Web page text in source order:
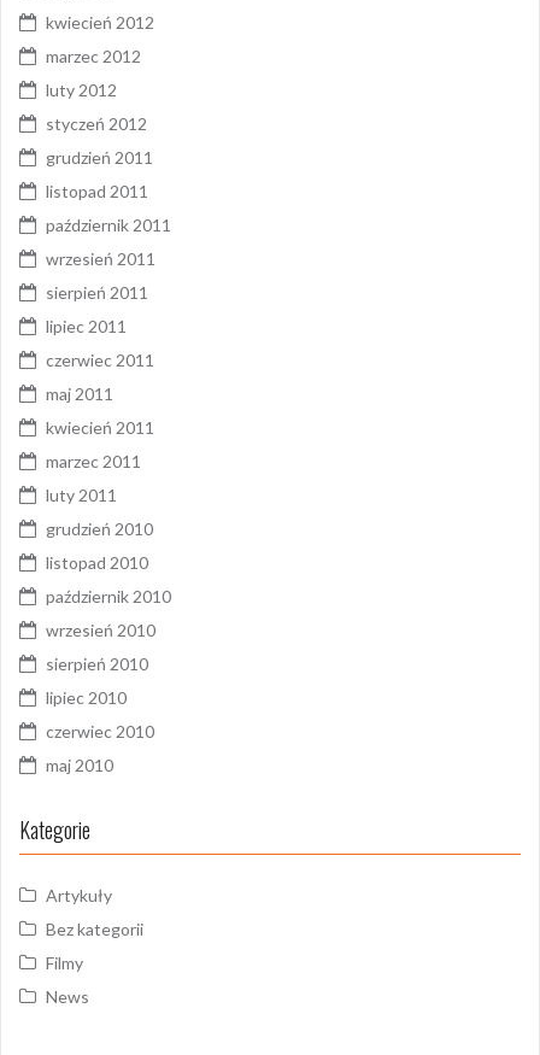
kwiecień 2012
marzec 2012
luty 2012
styczeń 2012
grudzień 2011
listopad 2011
październik 2011
wrzesień 2011
sierpień 2011
lipiec 2011
czerwiec 2011
maj 2011
kwiecień 2011
marzec 2011
luty 2011
grudzień 2010
listopad 2010
październik 2010
wrzesień 2010
sierpień 2010
lipiec 2010
czerwiec 2010
maj 2010
Kategorie
Artykuły
Bez kategorii
Filmy
News